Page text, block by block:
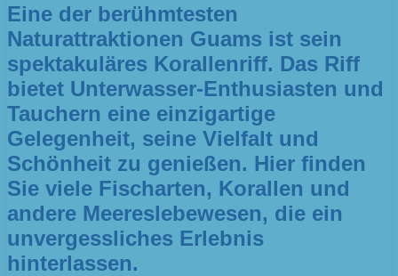
Eine der berühmtesten
Naturattraktionen Guams ist sein
spektakuläres Korallenriff. Das Riff
bietet Unterwasser-Enthusiasten und
Tauchern eine einzigartige
Gelegenheit, seine Vielfalt und
Schönheit zu genießen. Hier finden
Sie viele Fischarten, Korallen und
andere Meereslebewesen, die ein
unvergessliches Erlebnis
hinterlassen.